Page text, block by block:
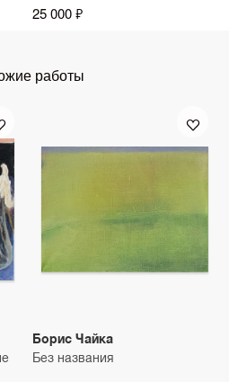
25 000 ₽
работы
Борис Чайка
Без названия